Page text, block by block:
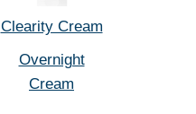
Clearity Cream
Overnight
Cream